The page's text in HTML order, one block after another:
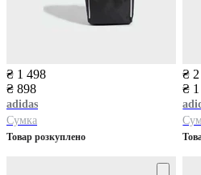
₴ 1 498
₴ 898
adidas
Сумка
Товар розкуплено
₴
₴